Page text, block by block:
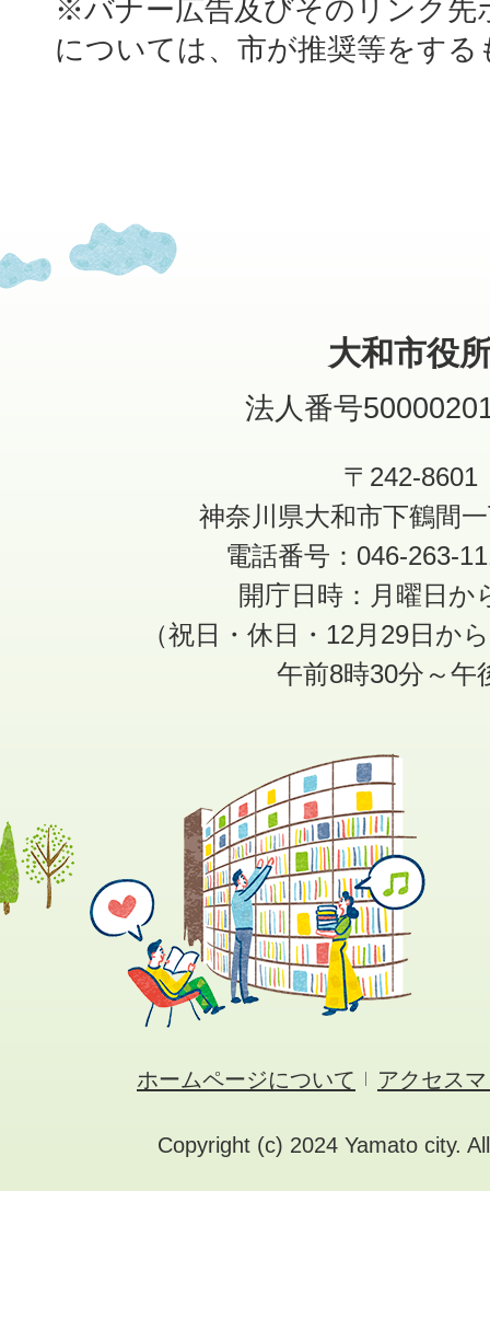
※バナー広告及びそのリンク先
については、市が推奨等をす
大和市役
法人番号
〒242-8601
神奈川県大和市下鶴間
電話番号：046-263-
開庁日時：月曜日か
（祝日・休日・12月29日か
午前8時30分～午
ホームページについて アクセス
Copyright (c) 2024 Yamato city.